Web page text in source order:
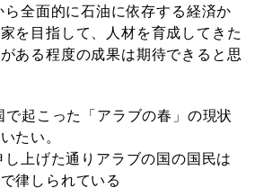
全面的に石油に依存する経済か
を目指して、人材を育成してきた
ある程度の成果は期待できると思
起こった「アラブの春」の現状
たい。
上げた通りアラブの国の国民は
律しられている